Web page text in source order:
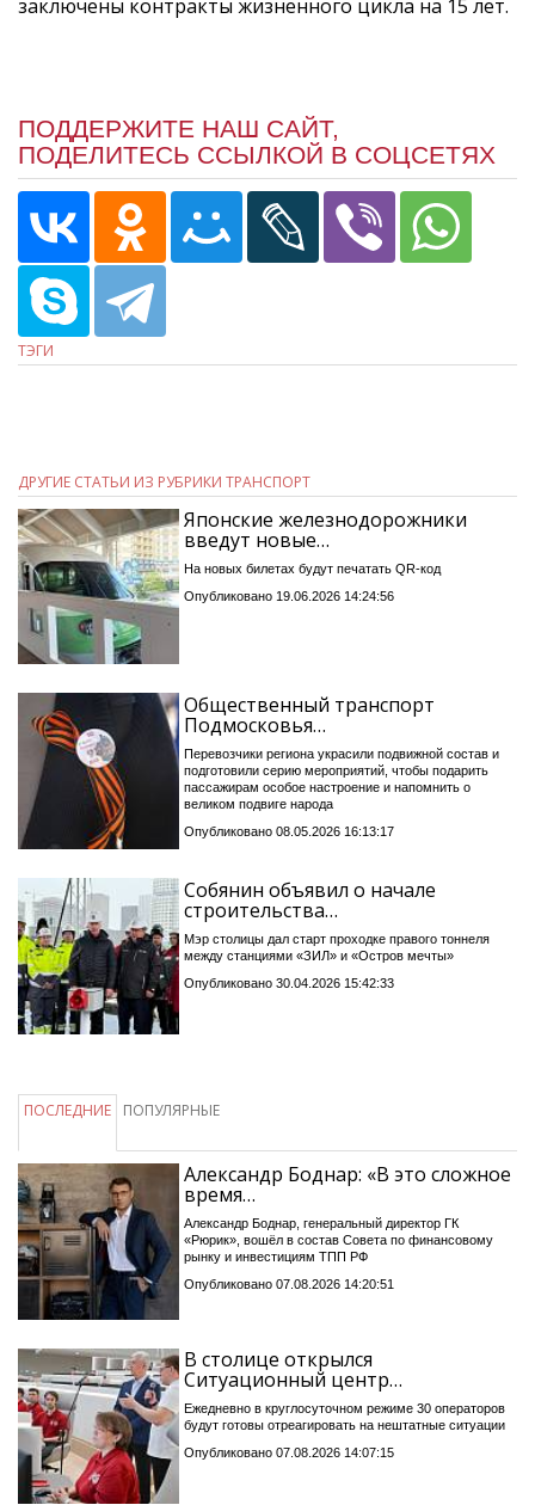
заключены контракты жизненного цикла на 15 лет.
ПОДДЕРЖИТЕ НАШ САЙТ,
ПОДЕЛИТЕСЬ ССЫЛКОЙ В СОЦСЕТЯХ
ТЭГИ
ДРУГИЕ СТАТЬИ ИЗ РУБРИКИ ТРАНСПОРТ
Японские железнодорожники
введут новые…
На новых билетах будут печатать QR-код
Опубликовано 19.06.2026 14:24:56
Общественный транспорт
Подмосковья…
Перевозчики региона украсили подвижной состав и
подготовили серию мероприятий, чтобы подарить
пассажирам особое настроение и напомнить о
великом подвиге народа
Опубликовано 08.05.2026 16:13:17
Собянин объявил о начале
строительства…
Мэр столицы дал старт проходке правого тоннеля
между станциями «ЗИЛ» и «Остров мечты»
Опубликовано 30.04.2026 15:42:33
ПОСЛЕДНИЕ ПОПУЛЯРНЫЕ
Александр Боднар: «В это сложное
время…
Александр Боднар, генеральный директор ГК
«Рюрик», вошёл в состав Совета по финансовому
рынку и инвестициям ТПП РФ
Опубликовано 07.08.2026 14:20:51
В столице открылся
Ситуационный центр…
Ежедневно в круглосуточном режиме 30 операторов
будут готовы отреагировать на нештатные ситуации
Опубликовано 07.08.2026 14:07:15